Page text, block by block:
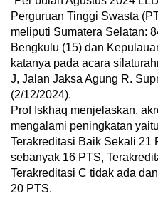
Perguruan Tinggi Swasta
meliputi Sumatera Selatan:
Bengkulu (15) dan
katanya pada acara
J, Jalan Jaksa Agung R.
(2/12/2024).
Prof Iskhaq menjelaskan,
mengalami peningkatan
Terakreditasi Baik Sekali 21
sebanyak 16 PTS,
Terakreditasi C tidak ada
20 PTS.